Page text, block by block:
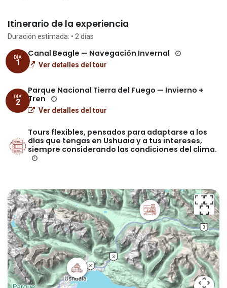
Itinerario de la experiencia
Duración estimada: • 2 días
DÍA
1
Canal Beagle — Navegación Invernal
Ver detalles del tour
DÍA
2
Parque Nacional Tierra del Fuego — Invierno +
Tren
Ver detalles del tour
Tours flexibles, pensados para adaptarse a los
días que tengas en Ushuaia y a tus intereses,
siempre considerando las condiciones del clima.